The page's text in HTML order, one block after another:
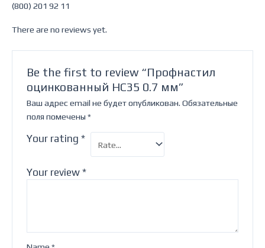
(800) 201 92 11
There are no reviews yet.
Be the first to review “Профнастил
оцинкованный НС35 0.7 мм”
Ваш адрес email не будет опубликован. Обязательные
поля помечены*
Your rating*
Your review*